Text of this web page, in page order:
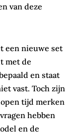
van deze
een nieuwe set
met de
en staat
vast. Toch zijn
tijd merken
hebben
en de